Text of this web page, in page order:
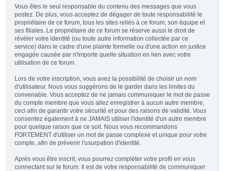
Vous êtes le seul responsable du contenu des messages que vous
postez. De plus, vous acceptez de dégager de toute responsabilité le
propriétaire de ce forum, tous les sites reliés à ce forum, son équipe et
ses filiales. Le propriétaire de ce forum se réserve aussi le droit de
révéler votre identité (ou toute autre information collectée par ce
service) dans le cadre d'une plainte formelle ou d'une action en justice
engagée causée par n'importe quelle situation en lien avec votre
utilisation de ce forum.
Lors de votre inscription, vous avez la possibilité de choisir un nom
d'utilisateur. Nous vous suggérons de le garder dans les limites du
convenable. Vous acceptez de ne jamais communiquer le mot de passe
du compte membre que vous allez enregistrer à aucun autre membre,
ceci afin de garantir votre sécurité et pour des raisons de validité. Vous
consentez également à ne JAMAIS utiliser l'identité d'un autre membre
pour quelque raison que ce soit. Nous vous recommandons
FORTEMENT d'utiliser un mot de passe complexe et unique pour votre
compte, afin de prévenir l'usurpation d'identité.
Après vous être inscrit, vous pourrez compléter votre profil en vous
connectant sur le forum. Il est de votre responsabilité de communiquer